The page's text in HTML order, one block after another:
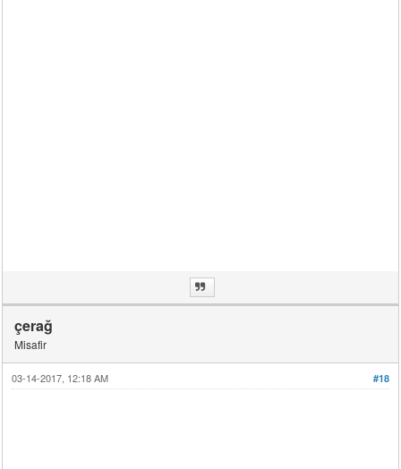
çerağ
Misafir
#18
03-14-2017, 12:18 AM